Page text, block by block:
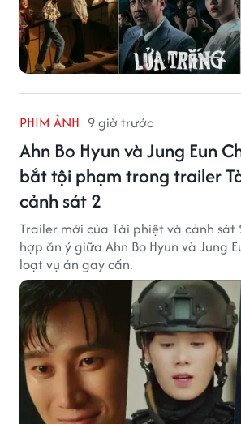
PHIM ẢNH 9 giờ trước
Ahn Bo Hyun và Jung Eun
bắt tội phạm trong trailer
cảnh sát 2
Trailer mới của Tài phiệt và cảnh sát
hợp ăn ý giữa Ahn Bo Hyun và Jung
loạt vụ án gay cấn.